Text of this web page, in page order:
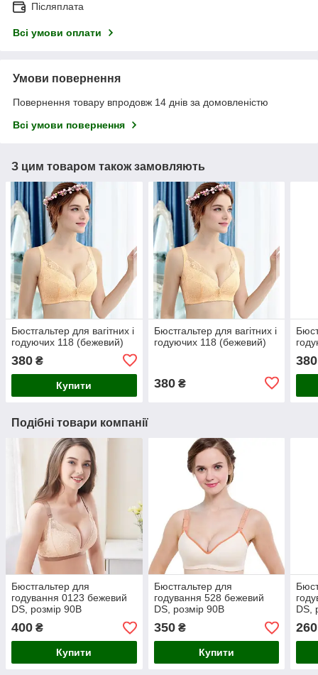
Післяплата
Всі умови оплати
Умови повернення
Повернення товару впродовж 14 днів за домовленістю
Всі умови повернення
З цим товаром також замовляють
Бюстгальтер для вагітних і
годуючих 118 (бежевий)
380 ₴
Купити
Бюстгальтер для вагітних і
годуючих 118 (бежевий)
380₴
380
Подібні товари компанії
Бюстгальтер для
годування 0123 бежевий
DS, розмір 90B
400 ₴
Купити
Бюстгальтер для
годування 528 бежевий
DS, розмір 90B
350₴
Купити
DS,
260